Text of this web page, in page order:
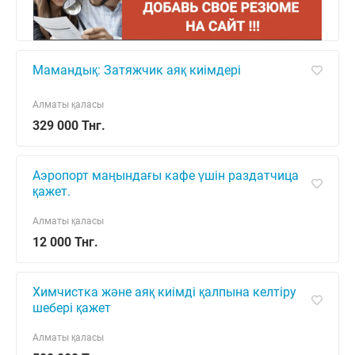
Мамандық: Затяжчик аяқ киімдері
329 000 Тнг.
Алматы қаласы
Аэропорт маңындағы кафе үшін раздатчица
қажет.
12 000 Тнг.
Алматы қаласы
Химчистка және аяқ киімді қалпына келтіру
шебері қажет
Алматы қаласы